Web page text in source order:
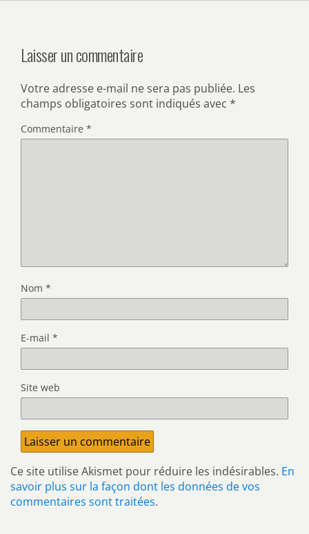
Laisser un commentaire
Votre adresse e-mail ne sera pas publiée. Les
champs obligatoires sont indiqués avec *
Commentaire *
Nom *
E-mail *
Site web
Ce site utilise Akismet pour réduire les indésirables. En
savoir plus sur la façon dont les données de vos
commentaires sont traitées.